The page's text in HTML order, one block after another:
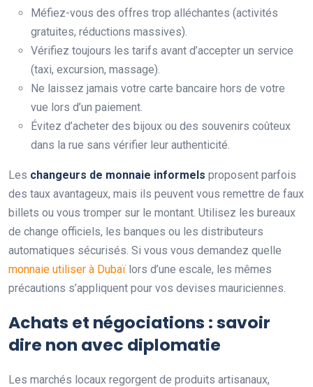
Méfiez-vous des offres trop alléchantes (activités
gratuites, réductions massives).
Vérifiez toujours les tarifs avant d’accepter un service
(taxi, excursion, massage).
Ne laissez jamais votre carte bancaire hors de votre
vue lors d’un paiement.
Évitez d’acheter des bijoux ou des souvenirs coûteux
dans la rue sans vérifier leur authenticité.
Les changeurs de monnaie informels proposent parfois
des taux avantageux, mais ils peuvent vous remettre de faux
billets ou vous tromper sur le montant. Utilisez les bureaux
de change officiels, les banques ou les distributeurs
automatiques sécurisés. Si vous vous demandez quelle
monnaie utiliser à Dubaï lors d’une escale, les mêmes
précautions s’appliquent pour vos devises mauriciennes.
Achats et négociations : savoir
dire non avec diplomatie
Les marchés locaux regorgent de produits artisanaux,